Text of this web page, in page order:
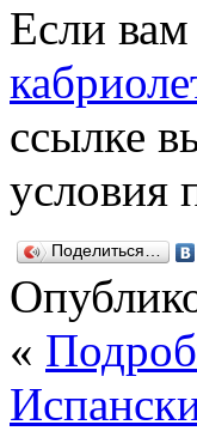
Если
ссылке
условия
Поделиться…
«